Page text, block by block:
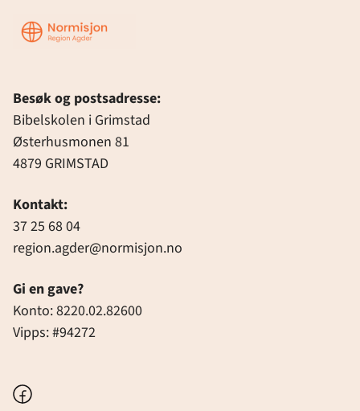
Region
Agder
Besøk og postsadresse:
Bibelskolen i Grimstad
Østerhusmonen 81
4879 GRIMSTAD
Kontakt:
37 25 68 04
region.agder@normisjon.no
Gi en gave?
Konto: 8220.02.82600
Vipps: #94272
Facebook